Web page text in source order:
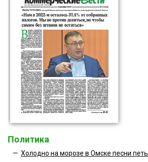
Политика
— Холодно на морозе в Омске песни петь